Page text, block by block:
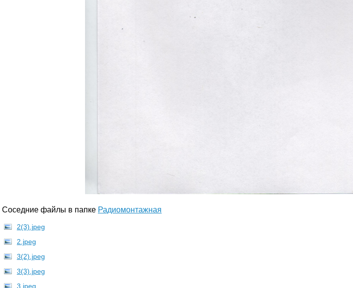
Соседние файлы в папке Радиомонтажная
2(3).jpeg
2.jpeg
3(2).jpeg
3(3).jpeg
3.jpeg